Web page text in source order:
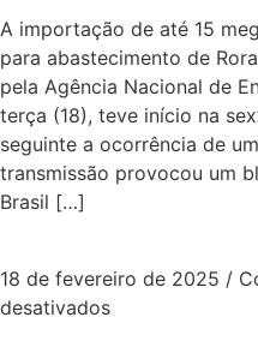
A importação de até 15
para abastecimento de
pela Agência Nacional de
terça (18), teve início na
seguinte a ocorrência de
transmissão provocou um
Brasil […]
18 de fevereiro de 2025 /
desativados